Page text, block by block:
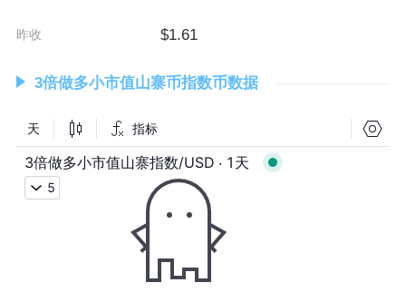
昨收 $1.61
3倍做多小市值山寨币指数币数据